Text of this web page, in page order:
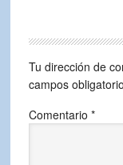
Tu dirección de
campos
Comentario *